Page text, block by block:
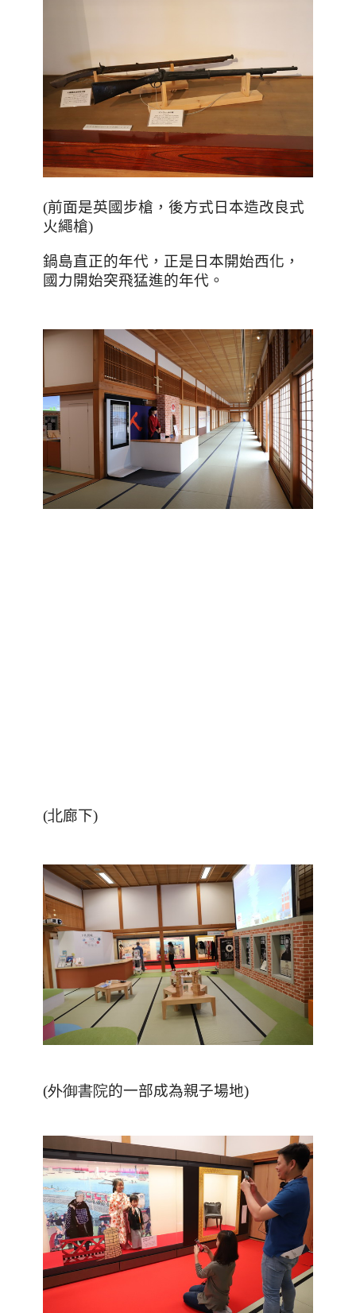
(前面是英國步槍，後方式日本造改良式
火繩槍)
鍋島直正的年代，正是日本開始西化，
國力開始突飛猛進的年代。
(北廊下)
(外御書院的一部成為親子場地)